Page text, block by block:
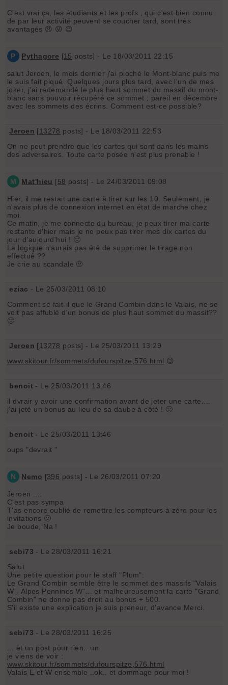
C'est vrai ça, les étudiants et les profs , qui c'est bien connu
de par leur activité peuvent se coucher tard, sont très
avantagés 😠 😜 😉
P Pythagore [15 posts] - Le 18/03/2011 22:15
salut Jeroen, le mois dernier j'ai pioché le Mont-blanc puis me
le suis fait piqué. Quelques jours plus tard, avec l'un de mes
joker, j'ai redemandé le plus haut sommet du massif du mont-
blanc sans pouvoir récupéré ce sommet ; pareil en décembre
avec les sommets des écrins. Comment est-ce possible?
Jeroen [13278 posts] - Le 18/03/2011 22:53
On ne peut prendre que les cartes qui sont dans les mains
des adversaires. Toute carte posée n'est plus prenable !
M Mat'hieu [58 posts] - Le 24/03/2011 09:08
Hier, il me restait une carte à tirer sur les 10. Seulement, je
n'avais plus de connexion internet en état de marche chez
moi.
Ce matin, je me connecte du bureau, je peux tirer ma carte
restante d'hier mais je ne peux pas tirer mes dix cartes du
jour d'aujourd'hui ! 🙁
La logique n'aurais pas été de supprimer le tirage non
effectué ??
Je crie au scandale 🤨
eziac - Le 25/03/2011 08:10
Comment se fait-il que le Grand Combin dans le Valais, ne se
voit pas affublé d'un bonus de plus haut sommet du massif??
🙁
Jeroen [13278 posts] - Le 25/03/2011 13:29
www.skitour.fr/sommets/dufourspitze,576.html 😉
benoit - Le 25/03/2011 13:46
il dvrair y avoir une confirmation avant de jeter une carte....
j'ai jeté un bonus au lieu de sa daube à côté ! 🤢
benoit - Le 25/03/2011 13:46
oups "devrait "
N Nemo [396 posts] - Le 26/03/2011 07:20
Jeroen ....
C'est pas sympa
T'as encore oublié de remettre les compteurs à zéro pour les
invitations 🙁
Je boude, Na !
sebi73 - Le 28/03/2011 16:21
Salut
Une petite question pour le staff "Plum":
Le Grand Combin semble être le sommet des massifs "Valais
W - Alpes Pennines W"... et malheureusement la carte "Grand
Combin" ne donne pas droit au bonus + 500.
S'il existe une explication je suis preneur, d'avance Merci.
sebi73 - Le 28/03/2011 16:25
... et un post pour rien...un
je viens de voir :
www.skitour.fr/sommets/dufourspitze,576.html
Valais E et W ensemble ..ok.. et dommage pour moi !